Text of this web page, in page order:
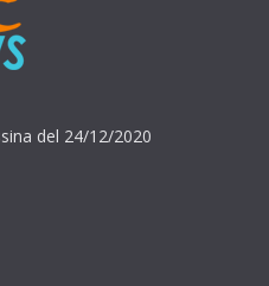
del 24/12/2020